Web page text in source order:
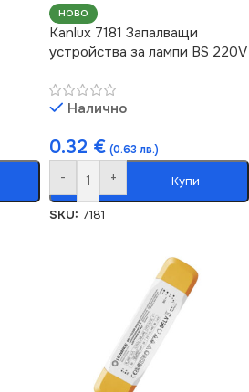
НОВО
Kanlux 7181 Запалващи
устройства за лампи BS 220V
Налично
0.32 € (0.63 лв.)
- + Купи
SKU: 7181